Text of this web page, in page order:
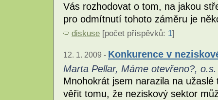
Vás rozhodovat o tom, na jakou
pro odmítnutí tohoto záměru je
diskuse [počet příspěvků: 1]
12. 1. 2009 - Konkurence v
Marta Pellar, Máme otevřeno?, o.s.
Mnohokrát jsem narazila na
věřit tomu, že neziskový sektor